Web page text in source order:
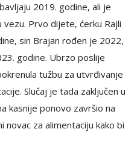
2019. godine, ali je
Prvo dijete, ćerku Rajli
sin Brajan rođen je 2022,
godine. Ubrzo poslije
tužbu za utvrđivanje
Slučaj je tada zaključen u
kasnije ponovo završio na
za alimentaciju kako bi